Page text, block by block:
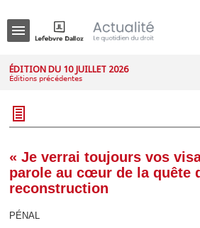
ÉDITION DU 10 JUILLET 2026
Éditions précédentes
« Je verrai toujours vos
parole au cœur de la quête
reconstruction
PÉNAL